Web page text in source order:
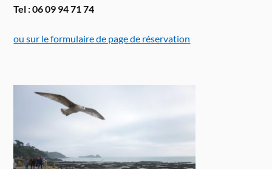
Tel : 06 09 94 71 74
ou sur le formulaire de page de réservation